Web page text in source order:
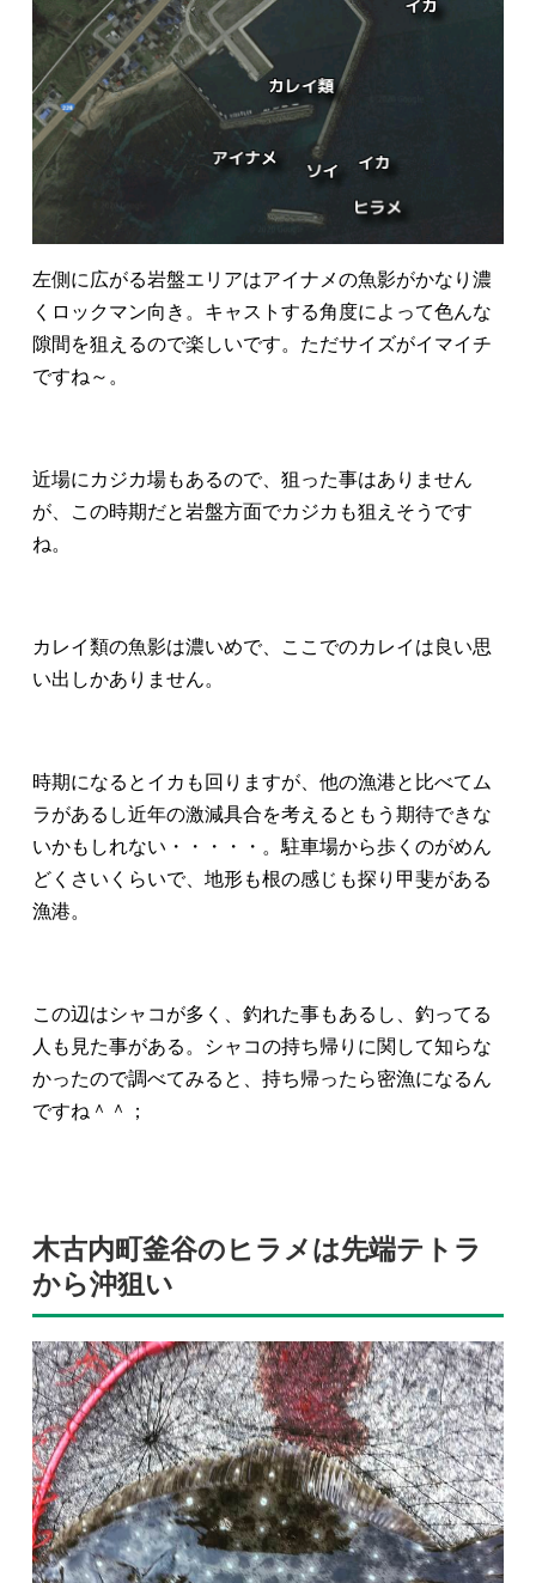
左側に広がる岩盤エリアはアイナメの魚影がかなり濃
くロックマン向き。キャストする角度によって色んな
隙間を狙えるので楽しいです。ただサイズがイマイチ
ですね～。
近場にカジカ場もあるので、狙った事はありません
が、この時期だと岩盤方面でカジカも狙えそうです
ね。
カレイ類の魚影は濃いめで、ここでのカレイは良い思
い出しかありません。
時期になるとイカも回りますが、他の漁港と比べてム
ラがあるし近年の激減具合を考えるともう期待できな
いかもしれない・・・・・。駐車場から歩くのがめん
どくさいくらいで、地形も根の感じも探り甲斐がある
漁港。
この辺はシャコが多く、釣れた事もあるし、釣ってる
人も見た事がある。シャコの持ち帰りに関して知らな
かったので調べてみると、持ち帰ったら密漁になるん
ですね＾＾；
木古内町釜谷のヒラメは先端テトラ
から沖狙い